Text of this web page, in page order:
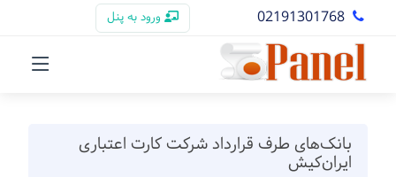
02191301768 ورود به پنل
بانک‌های طرف قرارداد شرکت کارت اعتباری
ایران‌کیش